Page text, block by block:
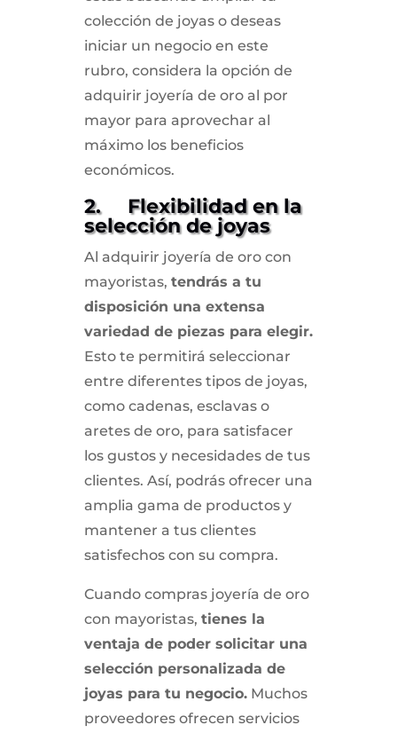
colección de joyas o deseas
iniciar un negocio en este
rubro, considera la opción de
adquirir joyería de oro al por
mayor para aprovechar al
máximo los beneficios
económicos.
2. Flexibilidad en la
selección de joyas
Al adquirir joyería de oro con
mayoristas, tendrás a tu
disposición una extensa
variedad de piezas para elegir.
Esto te permitirá seleccionar
entre diferentes tipos de joyas,
como cadenas, esclavas o
aretes de oro, para satisfacer
los gustos y necesidades de tus
clientes. Así, podrás ofrecer una
amplia gama de productos y
mantener a tus clientes
satisfechos con su compra.
Cuando compras joyería de oro
con mayoristas, tienes la
ventaja de poder solicitar una
selección personalizada de
joyas para tu negocio.Muchos
proveedores ofrecen servicios